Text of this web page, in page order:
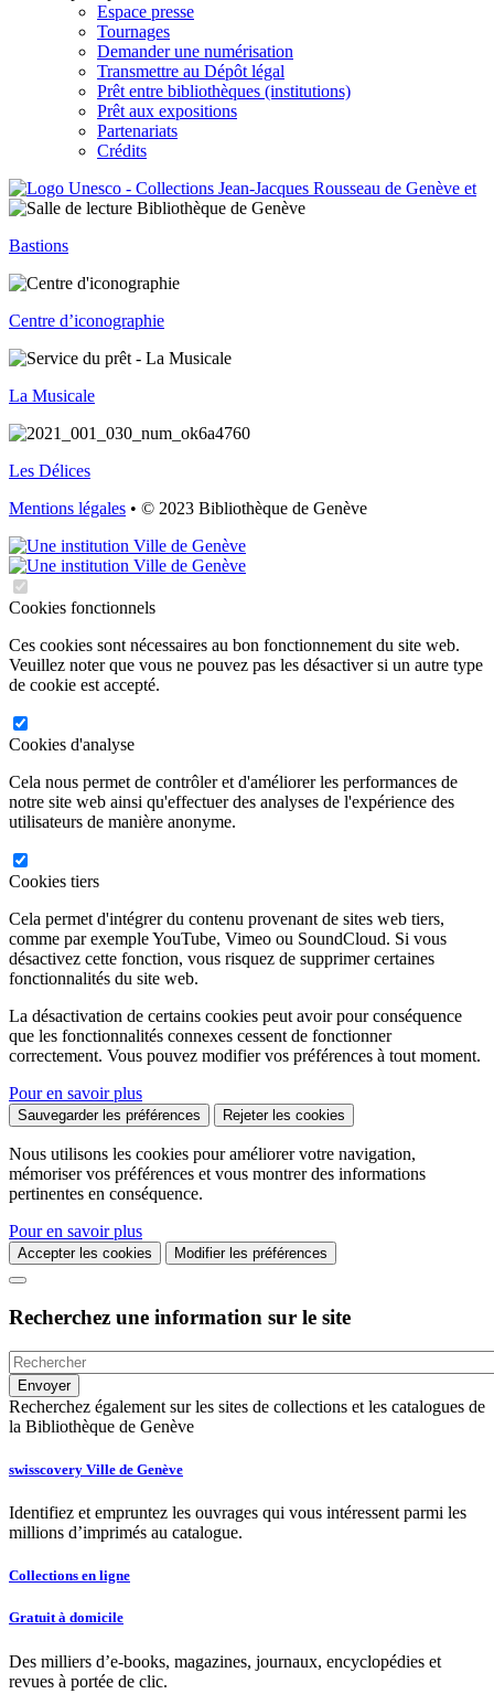
Espace presse
Tournages
Demander une numérisation
Transmettre au Dépôt légal
Prêt entre bibliothèques (institutions)
Prêt aux expositions
Partenariats
Crédits
Bastions
Centre d’iconographie
La Musicale
Les Délices
Mentions légales • © 2023 Bibliothèque de Genève
Cookies fonctionnels
Ces cookies sont nécessaires au bon fonctionnement du site web.
Veuillez noter que vous ne pouvez pas les désactiver si un autre type
de cookie est accepté.
Cookies d'analyse
Cela nous permet de contrôler et d'améliorer les performances de
notre site web ainsi qu'effectuer des analyses de l'expérience des
utilisateurs de manière anonyme.
Cookies tiers
Cela permet d'intégrer du contenu provenant de sites web tiers,
comme par exemple YouTube, Vimeo ou SoundCloud. Si vous
désactivez cette fonction, vous risquez de supprimer certaines
fonctionnalités du site web.
La désactivation de certains cookies peut avoir pour conséquence
que les fonctionnalités connexes cessent de fonctionner
correctement. Vous pouvez modifier vos préférences à tout moment.
Pour en savoir plus
Sauvegarder les préférences Rejeter les cookies
Nous utilisons les cookies pour améliorer votre navigation,
mémoriser vos préférences et vous montrer des informations
pertinentes en conséquence.
Pour en savoir plus
Accepter les cookies Modifier les préférences
Recherchez une information sur le site
Recherchez également sur les sites de collections et les catalogues de
la Bibliothèque de Genève
swisscovery Ville de Genève
Identifiez et empruntez les ouvrages qui vous intéressent parmi les
millions d’imprimés au catalogue.
Collections en ligne
Gratuit à domicile
Des milliers d’e-books, magazines, journaux, encyclopédies et
revues à portée de clic.